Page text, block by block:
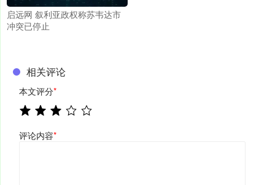
启远网 叙利亚政权称苏韦达市
冲突已停止
相关评论
本文评分*
评论内容*